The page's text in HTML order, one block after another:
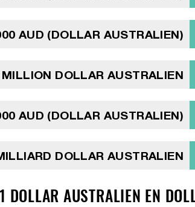
AUD (DOLLAR AUSTRALIEN)
DOLLAR AUSTRALIEN
AUD (DOLLAR AUSTRALIEN)
DOLLAR AUSTRALIEN
DOLLAR AUSTRALIEN EN